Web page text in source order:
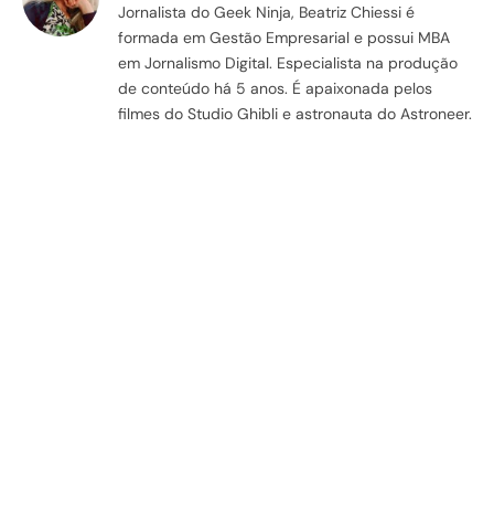
Jornalista do Geek Ninja, Beatriz Chiessi é
formada em Gestão Empresarial e possui MBA
em Jornalismo Digital. Especialista na produção
de conteúdo há 5 anos. É apaixonada pelos
filmes do Studio Ghibli e astronauta do Astroneer.